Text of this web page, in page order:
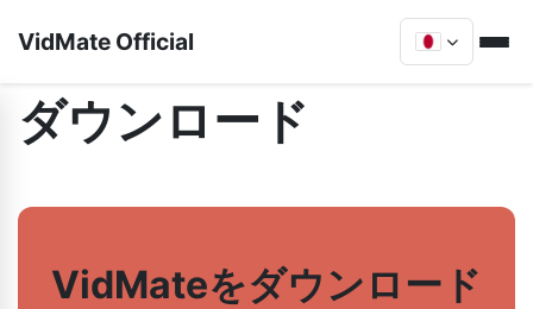
VidMate Official
ダウンロード
VidMateをダウンロード